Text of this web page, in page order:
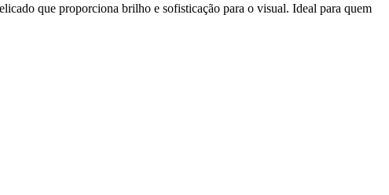
que proporciona brilho e sofisticação para o visual. Ideal para quem